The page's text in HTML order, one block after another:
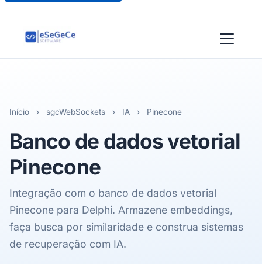
Início › sgcWebSockets › IA › Pinecone
Banco de dados vetorial
Pinecone
Integração com o banco de dados vetorial
Pinecone para Delphi. Armazene embeddings,
faça busca por similaridade e construa sistemas
de recuperação com IA.